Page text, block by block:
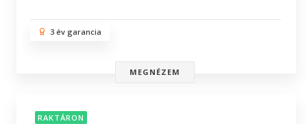
3 év garancia
MEGNÉZEM
RAKTÁRON